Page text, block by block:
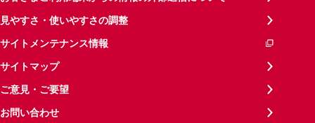
見やすさ・使いやすさの調整
サイトメンテナンス情報
サイトマップ
ご意見・ご要望
お問い合わせ